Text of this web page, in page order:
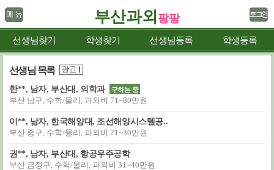
부산과외 팡팡
선생님찾기 학생찾기 선생님등록 학생등록
선생님 목록
한**, 남자, 부산대, 의학과 구하는 중
부산 남구, 수학/물리, 과외비 71~80만원
이**, 남자, 한국해양대, 조선해양시스템공..
부산 중구, 수학/물리, 과외비 21~30만원
권**, 남자, 부산대, 항공우주공학
부산 금정구, 수학/물리, 과외비 31~40만원